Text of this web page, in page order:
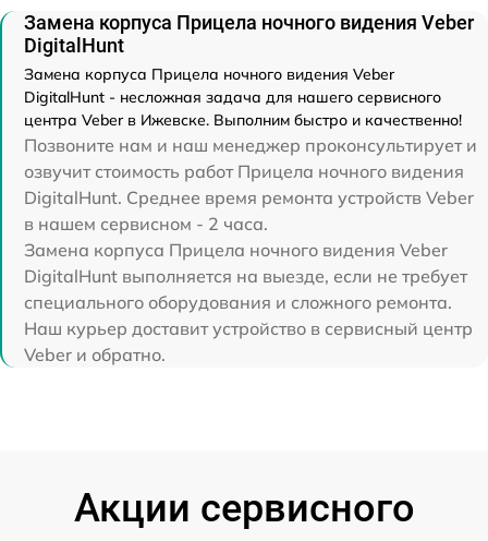
Замена корпуса Прицела ночного видения Veber
DigitalHunt
Замена корпуса Прицела ночного видения Veber
DigitalHunt - несложная задача для нашего сервисного
центра Veber в Ижевске. Выполним быстро и качественно!
Позвоните нам и наш менеджер проконсультирует и
озвучит стоимость работ Прицела ночного видения
DigitalHunt. Среднее время ремонта устройств Veber
в нашем сервисном - 2 часа.
Замена корпуса Прицела ночного видения Veber
DigitalHunt выполняется на выезде, если не требует
специального оборудования и сложного ремонта.
Наш курьер доставит устройство в сервисный центр
Veber и обратно.
Акции сервисного